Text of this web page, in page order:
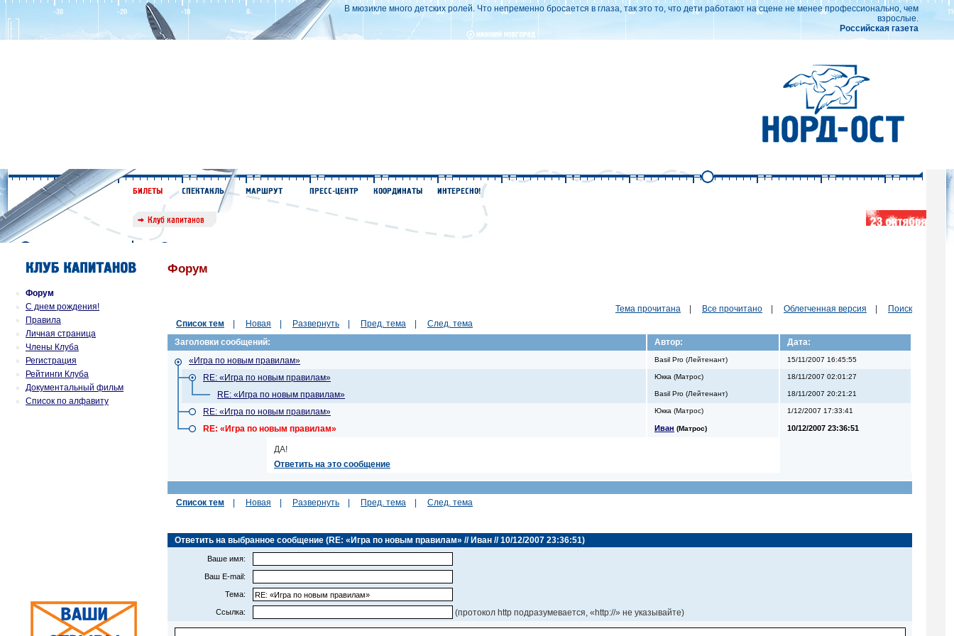
В мюзикле много детских ролей. Что непременно бросается в глаза, так это то, что дети работают на сцене не менее профессионально, чем
взрослые.
Российская газета
Форум
С днем рождения!
Правила
Личная страница
Члены Клуба
Регистрация
Рейтинги Клуба
Документальный фильм
Список по алфавиту
Форум
Тема прочитана Все прочитано Облегченная версия
Поиск
Список тем
Новая Развернуть Пред. тема
След. тема
Заголовки сообщений:
Автор:
Дата:
«Игра по новым правилам»
Basil Pro (Лейтенант) 15/11/2007 16:45:55
RE: «Игра по новым правилам» Юкка (Матрос) 18/11/2007 02:01:27
RE: «Игра по новым правилам» Basil Pro (Лейтенант) 18/11/2007 20:21:21
RE: «Игра по новым правилам» Юкка (Матрос) 1/12/2007 17:33:41
RE: «Игра по новым правилам» Иван (Матрос) 10/12/2007 23:36:51
ДА!
Ответить на это сообщение
Список тем Новая Развернуть Пред. тема След. тема
Ответить на выбранное сообщение (RE: «Игра по новым правилам» // Иван // 10/12/2007 23:36:51)
Ваше имя:
Ваш E-mail:
Тема:
Ссылка: (протокол http подразумевается, «http://» не указывайте)